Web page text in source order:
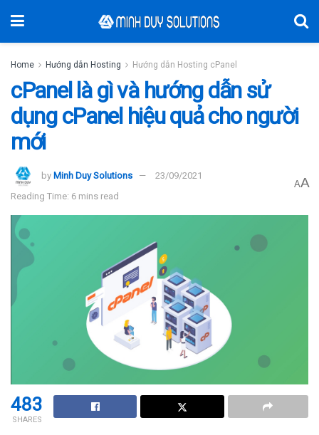
Home Hướng dẫn Hosting Hướng dẫn Hosting cPanel
cPanel là gì và hướng dẫn sử
dụng cPanel hiệu quả cho người
mới
by Minh Duy Solutions
23/09/2021
Reading Time: 6 mins read
AA
483
SHARES